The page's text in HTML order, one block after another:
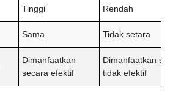
Tinggi Rendah
Sama Tidak setara
Dimanfaatkan
secara efektif
Dimanfaatkan
tidak efektif